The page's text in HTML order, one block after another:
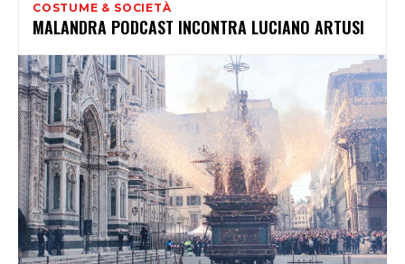
COSTUME & SOCIETÀ
MALANDRA PODCAST INCONTRA LUCIANO ARTUSI